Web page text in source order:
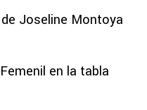
Joseline Montoya
en la tabla